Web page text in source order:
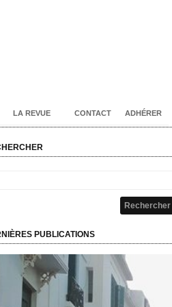
LA REVUE CONTACT ADHÉRER
PUBLICATIONS